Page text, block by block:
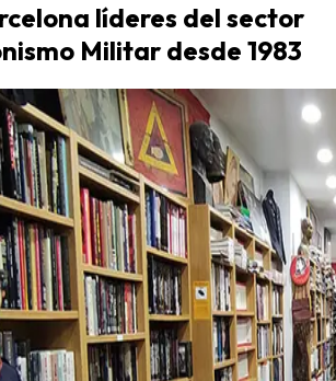
líderes del sector
Militar desde 1983